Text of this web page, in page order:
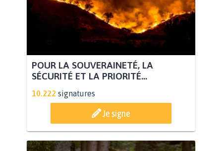
POUR LA SOUVERAINETÉ, LA
SÉCURITÉ ET LA PRIORITÉ...
10.222 signatures
Je signe